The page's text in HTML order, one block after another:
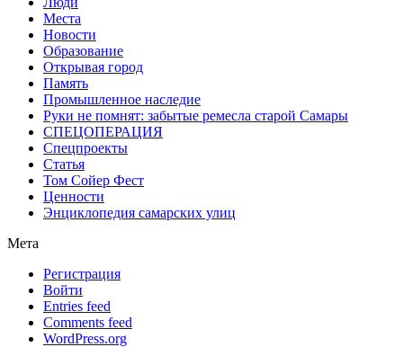
Места
Новости
Образование
Открывая город
Память
Промышленное наследие
Руки не помнят: забытые ремесла старой Самары
СПЕЦОПЕРАЦИЯ
Спецпроекты
Статья
Том Сойер Фест
Ценности
Энциклопедия самарских улиц
Мета
Регистрация
Войти
Entries feed
Comments feed
WordPress.org